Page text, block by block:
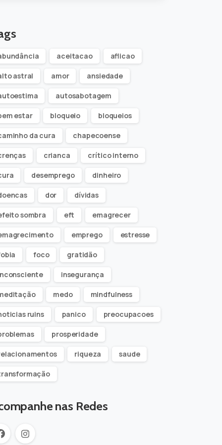
aceitacao aflicao
astral amor ansiedade
autosabotagem
estar bloqueio bloqueios
da cura chapecoense
crianca crítico interno
desemprego dinheiro
dor dívidas
sombra eft emagrecer
emprego estresse
foco gratidão
insegurança
medo mindfulness
ruins panico preocupacoes
prosperidade
riqueza saude
nas Redes